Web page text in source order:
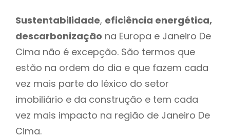
Sustentabilidade, eficiência energética,
descarbonização na Europa e Janeiro De
Cima não é excepção. São termos que
estão na ordem do dia e que fazem cada
vez mais parte do léxico do setor
imobiliário e da construção e tem cada
vez mais impacto na região de Janeiro De
Cima.